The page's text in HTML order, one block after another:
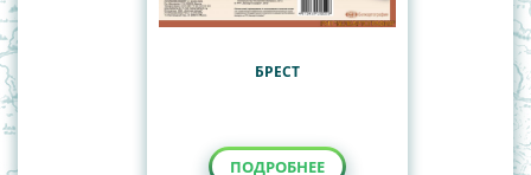
БРЕСТ
ПОДРОБНЕЕ